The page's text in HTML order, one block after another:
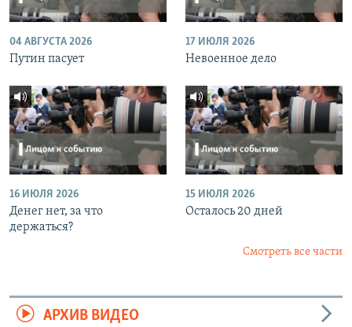
04 АВГУСТА 2026
Путин пасует
17 ИЮЛЯ 2026
Невоенное дело
16 ИЮЛЯ 2026
Денег нет, за что
держаться?
15 ИЮЛЯ 2026
Осталось 20 дней
Смотреть все части
АРХИВ ВИДЕО